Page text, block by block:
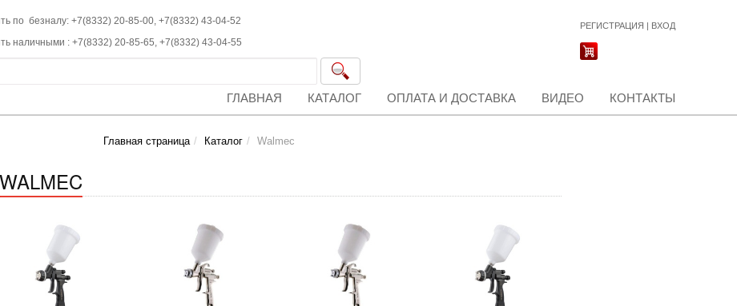
по безналу: +7(8332) 20-85-00, +7(8332) 43-04-52
наличными : +7(8332) 20-85-65, +7(8332) 43-04-55
РЕГИСТРАЦИЯ | ВХОД
ГЛАВНАЯ КАТАЛОГ ОПЛАТА И ДОСТАВКА ВИДЕО КОНТАКТЫ
Главная страница Каталог Walmec
WALMEC